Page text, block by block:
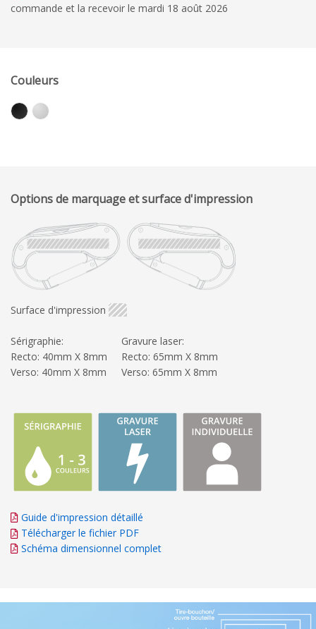
commande et la recevoir le mardi 18 août 2026
Couleurs
Options de marquage et surface d'impression
Surface d'impression
Sérigraphie:
Recto: 40mm X 8mm
Verso: 40mm X 8mm
Gravure laser:
Recto: 65mm X 8mm
Verso: 65mm X 8mm
Guide d'impression détaillé
Télécharger le fichier PDF
Schéma dimensionnel complet